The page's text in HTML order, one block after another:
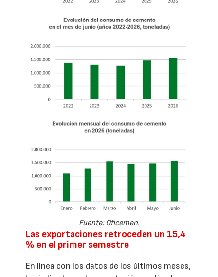
Fuente: Oficemen.
Las exportaciones retroceden un 15,4
% en el primer semestre
En línea con los datos de los últimos meses,